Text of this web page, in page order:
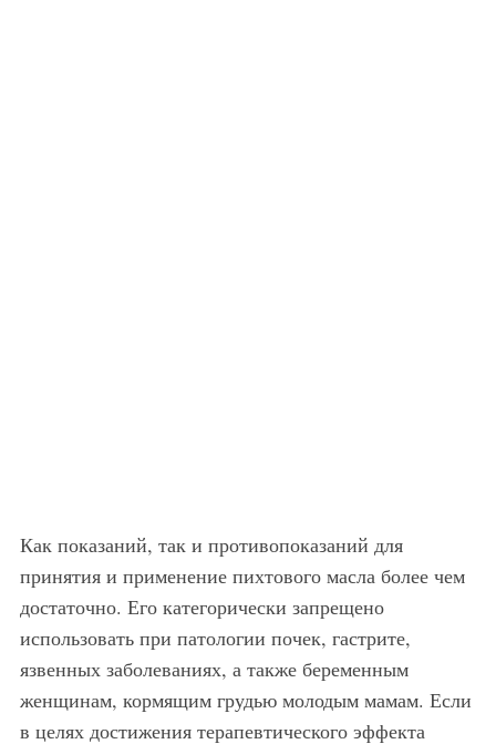
Как показаний, так и противопоказаний для
принятия и применение пихтового масла более чем
достаточно. Его категорически запрещено
использовать при патологии почек, гастрите,
язвенных заболеваниях, а также беременным
женщинам, кормящим грудью молодым мамам. Если
в целях достижения терапевтического эффекта